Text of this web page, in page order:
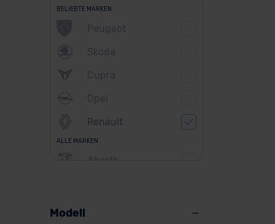
BELIEBTE MARKEN
Peugeot
Skoda
Cupra
Opel
Renault
ALLE MARKEN
Abarth
Modell